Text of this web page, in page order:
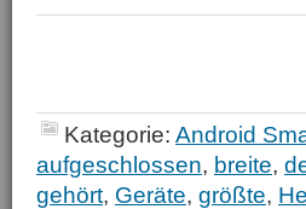
Kategorie: Android
aufgeschlossen, breite,
gehört, Geräte, größte,